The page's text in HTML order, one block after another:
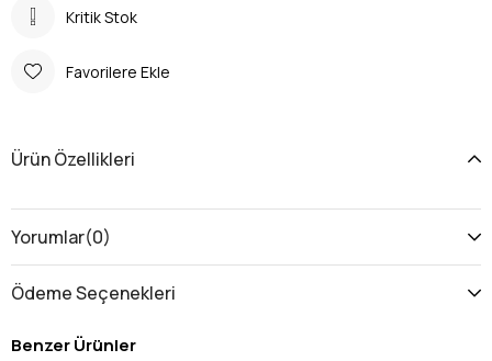
Kritik Stok
Favorilere Ekle
Ürün Özellikleri
Yorumlar(0)
Ödeme Seçenekleri
Benzer Ürünler